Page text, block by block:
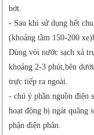
bớt.
- Sau khi sử dụng hết
(khoảng tầm 150-200
Dùng vòi nước sạch xả
khoảng 2-3 phút,bên
trực tiếp ra ngoài.
- chú ý phần nguồn điện
hoạt động bị ngát quãng
phận điện phân.